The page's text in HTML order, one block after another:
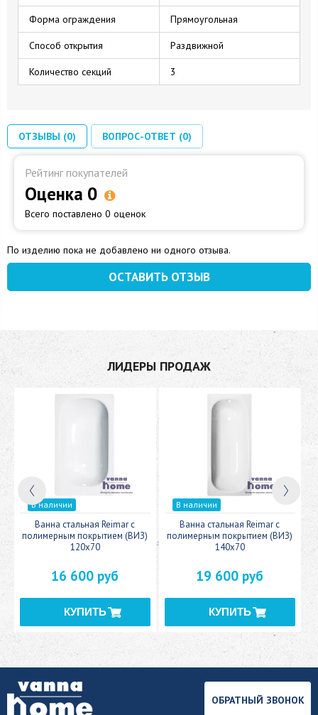
Форма ограждения Прямоугольная
Способ открытия Раздвижной
Количество секций 3
ОТЗЫВЫ (0) ВОПРОС-ОТВЕТ (0)
Рейтинг покупателей
Оценка 0
Всего поставлено 0 оценок
По изделию пока не добавлено ни одного отзыва.
ОСТАВИТЬ ОТЗЫВ
ЛИДЕРЫ ПРОДАЖ
В наличии
Ванна стальная Reimar с
полимерным покрытием (ВИЗ)
120x70
16 600 руб
В наличии
Ванна стальная Reimar с
полимерным покрытием (ВИЗ)
140x70
19 600 руб
ОБРАТНЫЙ ЗВОНОК